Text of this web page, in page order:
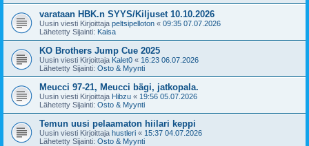
varataan HBK.n SYYS/Kiljuset 10.10.2026
Uusin viesti Kirjoittaja peltsipelloton « 09:35 07.07.2026
Lähetetty Sijainti: Kaisa
KO Brothers Jump Cue 2025
Uusin viesti Kirjoittaja Kalet0 « 16:23 06.07.2026
Lähetetty Sijainti: Osto & Myynti
Meucci 97-21, Meucci bägi, jatkopala.
Uusin viesti Kirjoittaja Hibzu « 19:56 05.07.2026
Lähetetty Sijainti: Osto & Myynti
Temun uusi pelaamaton hiilari keppi
Uusin viesti Kirjoittaja hustleri « 15:37 04.07.2026
Lähetetty Sijainti: Osto & Myynti